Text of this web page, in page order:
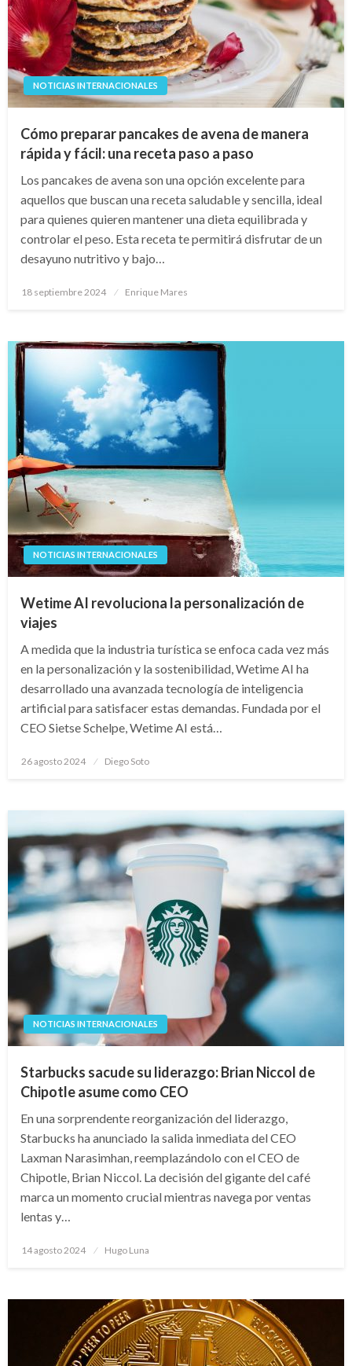
NOTICIAS INTERNACIONALES
Cómo preparar pancakes de avena de manera
rápida y fácil: una receta paso a paso
Los pancakes de avena son una opción excelente para
aquellos que buscan una receta saludable y sencilla, ideal
para quienes quieren mantener una dieta equilibrada y
controlar el peso. Esta receta te permitirá disfrutar de un
desayuno nutritivo y bajo…
Publicado
18 septiembre 2024 Enrique Mares
NOTICIAS INTERNACIONALES
Wetime AI revoluciona la personalización de
viajes
A medida que la industria turística se enfoca cada vez más
en la personalización y la sostenibilidad, Wetime AI ha
desarrollado una avanzada tecnología de inteligencia
artificial para satisfacer estas demandas. Fundada por el
CEO Sietse Schelpe, Wetime AI está…
Publicado
26 agosto 2024 Diego Soto
NOTICIAS INTERNACIONALES
Starbucks sacude su liderazgo: Brian Niccol de
Chipotle asume como CEO
En una sorprendente reorganización del liderazgo,
Starbucks ha anunciado la salida inmediata del CEO
Laxman Narasimhan, reemplazándolo con el CEO de
Chipotle, Brian Niccol. La decisión del gigante del café
marca un momento crucial mientras navega por ventas
lentas y…
Publicado
14 agosto 2024 Hugo Luna